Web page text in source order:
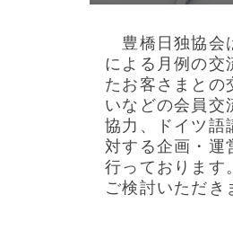
豊橋日独協会
による月例の交
たお客さまとの
いなどの会員交
協力、ドイツ語
対する企画・運
行っております
ご検討いただき